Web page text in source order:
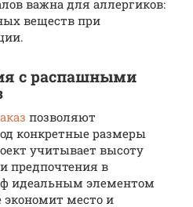
важна для аллергиков:
веществ при
с распашными
позволяют
конкретные размеры
учитывает высоту
предпочтения в
идеальным элементом
экономит место и